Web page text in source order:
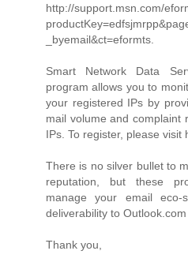
http://support.msn.com/
_byemail&ct=eformts.
Smart Network Data
program allows you to
your registered IPs by
mail volume and complaint
IPs. To register, please visit
There is no silver bullet to
reputation, but these
manage your email
deliverability to Outlook.com
Thank you,